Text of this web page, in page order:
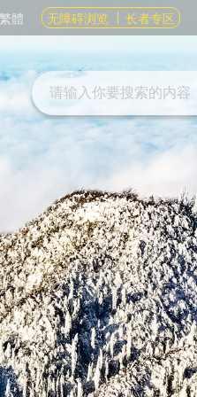
繁體 无障碍浏览 长者专区